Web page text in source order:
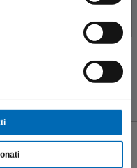
diventa un